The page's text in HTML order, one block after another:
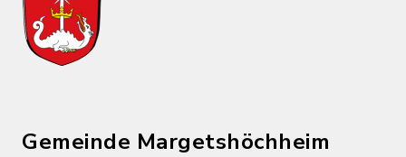
Gemeinde Margetshöchheim